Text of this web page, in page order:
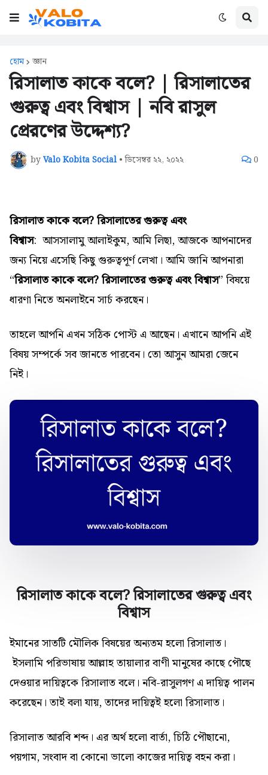
হোম জ্ঞান
রিসালাত কাকে বলে? | রিসালাতের
গুরুত্ব এবং বিশ্বাস | নবি রাসুল
প্রেরণের উদ্দেশ্য?
byValo Kobita Social • ডিসেম্বর ২২, ২০২২ 0
রিসালাত কাকে বলে? রিসালাতের গুরুত্ব এবং
বিশ্বাস: আসসালামু আলাইকুম,আমি লিছা, আজকে আপনাদের
জন্য নিয়ে এসেছি কিছু গুরুত্বপূর্ণ লেখা। আমি জানি আপনারা
“রিসালাত কাকে বলে? রিসালাতের গুরুত্ব এবং বিশ্বাস” বিষয়ে
ধারণা নিতে অনলাইনে সার্চ করছেন।
তাহলে আপনি এখন সঠিক পোস্ট এ আছেন। এখানে আপনি এই
বিষয় সম্পর্কে সব জানতে পারবেন। তো আসুন আমরা জেনে
নিই।
রিসালাত কাকে বলে? রিসালাতের গুরুত্ব এবং
বিশ্বাস
ইমানের সাতটি মৌলিক বিষয়ের অন্যতম হলো রিসালাত।
ইসলামি পরিভাষায় আল্লাহ তায়ালার বাণী মানুষের কাছে পৌছে
দেওয়ার দায়িত্বকে রিসালাত বলে। নবি-রাসুলগণ এ দায়িত্ব পালন
করেছেন। তাই বলা যায়, তাদের দায়িত্বই হলো রিসালাত।
রিসালাত আরবি শব্দ। এর অর্থ হলো বার্তা, চিঠি পৌছানো,
পয়গাম, সংবাদ বা কোনো ভালো কাজের দায়িত্ব বহন করা।